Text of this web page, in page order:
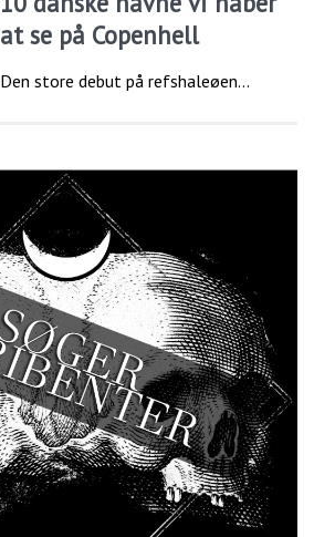
at se på Copenhell
Den store debut på refshaleøen...